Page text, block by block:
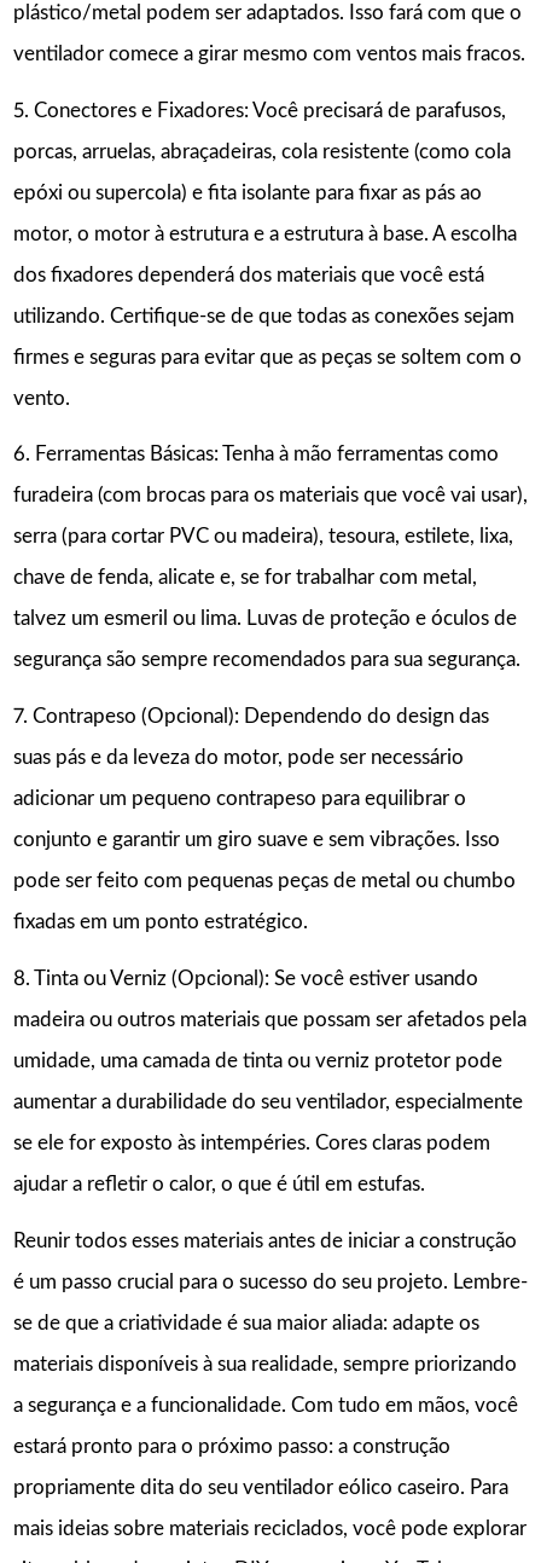
plástico/metal podem ser adaptados. Isso fará com que o
ventilador comece a girar mesmo com ventos mais fracos.
5. Conectores e Fixadores: Você precisará de parafusos,
porcas, arruelas, abraçadeiras, cola resistente (como cola
epóxi ou supercola) e fita isolante para fixar as pás ao
motor, o motor à estrutura e a estrutura à base. A escolha
dos fixadores dependerá dos materiais que você está
utilizando. Certifique-se de que todas as conexões sejam
firmes e seguras para evitar que as peças se soltem com o
vento.
6. Ferramentas Básicas: Tenha à mão ferramentas como
furadeira (com brocas para os materiais que você vai usar),
serra (para cortar PVC ou madeira), tesoura, estilete, lixa,
chave de fenda, alicate e, se for trabalhar com metal,
talvez um esmeril ou lima. Luvas de proteção e óculos de
segurança são sempre recomendados para sua segurança.
7. Contrapeso (Opcional): Dependendo do design das
suas pás e da leveza do motor, pode ser necessário
adicionar um pequeno contrapeso para equilibrar o
conjunto e garantir um giro suave e sem vibrações. Isso
pode ser feito com pequenas peças de metal ou chumbo
fixadas em um ponto estratégico.
8. Tinta ou Verniz (Opcional): Se você estiver usando
madeira ou outros materiais que possam ser afetados pela
umidade, uma camada de tinta ou verniz protetor pode
aumentar a durabilidade do seu ventilador, especialmente
se ele for exposto às intempéries. Cores claras podem
ajudar a refletir o calor, o que é útil em estufas.
Reunir todos esses materiais antes de iniciar a construção
é um passo crucial para o sucesso do seu projeto. Lembre-
se de que a criatividade é sua maior aliada: adapte os
materiais disponíveis à sua realidade, sempre priorizando
a segurança e a funcionalidade. Com tudo em mãos, você
estará pronto para o próximo passo: a construção
propriamente dita do seu ventilador eólico caseiro. Para
mais ideias sobre materiais reciclados, você pode explorar